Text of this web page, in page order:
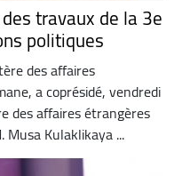
travaux de la 3e
politiques
des affaires
a coprésidé, vendredi
des affaires étrangères
Musa Kulaklikaya ...